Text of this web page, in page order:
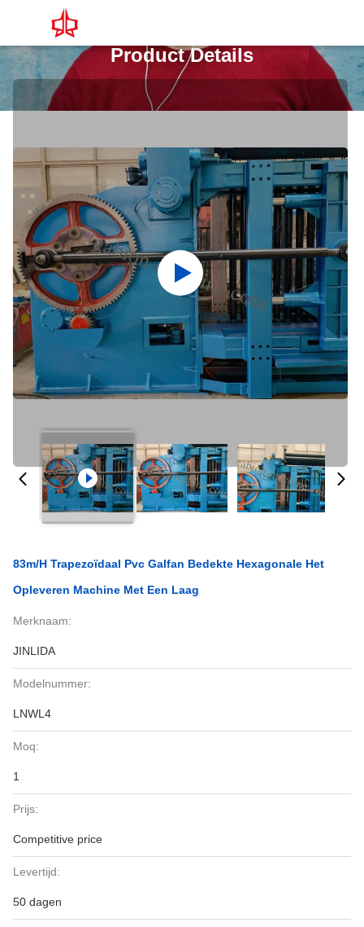
Product Details
83m/H Trapezoïdaal Pvc Galfan Bedekte Hexagonale Het
Opleveren Machine Met Een Laag
Merknaam:
JINLIDA
Modelnummer:
LNWL4
Moq:
1
Prijs:
Competitive price
Levertijd:
50 dagen